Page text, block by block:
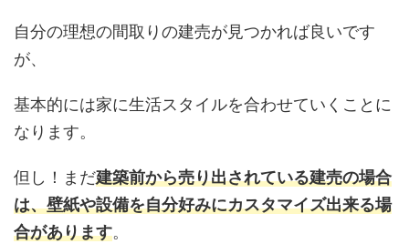
自分の理想の間取りの建売が見つかれば良いです
が、
基本的には家に生活スタイルを合わせていくことに
なります。
但し！まだ建築前から売り出されている建売の場合
は、壁紙や設備を自分好みにカスタマイズ出来る場
合があります。